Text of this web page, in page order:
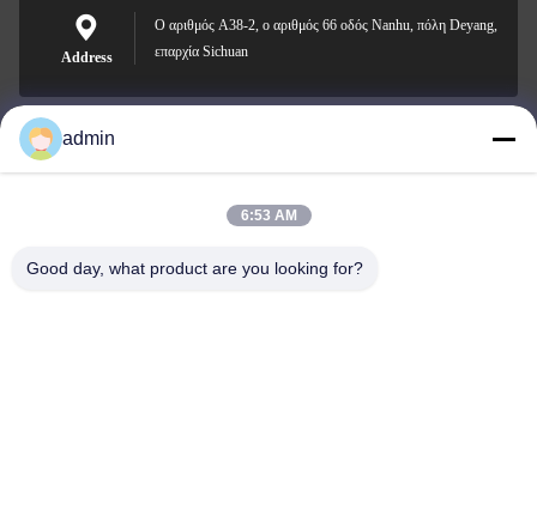
Address
Ο αριθμός A38-2, ο αριθμός 66 οδός Nanhu, πόλη Deyang,
επαρχία Sichuan
Nero@enlaibio.com
admin
6:53 AM
Good day, what product are you looking for?